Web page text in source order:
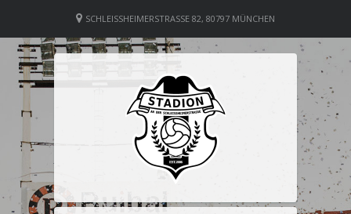
SCHLEISSHEIMERSTRASSE 82, 80797 MÜNCHEN